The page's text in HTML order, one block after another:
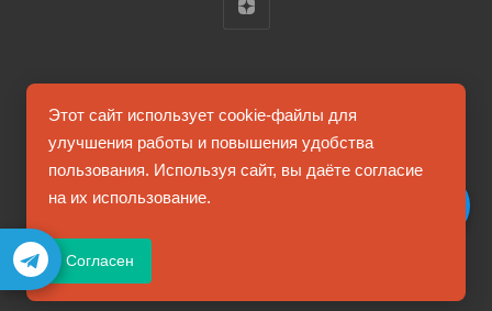
2026 © FUTUMAG.RU
Информация на сайте не является публичной офертой
Этот сайт использует cookie-файлы для
улучшения работы и повышения удобства
пользования. Используя сайт, вы даёте согласие
на их использование.
Согласен